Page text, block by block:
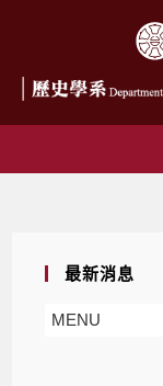
最新消息
MENU